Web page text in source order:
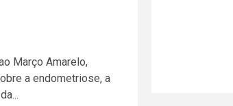
Março Amarelo,
a endometriose, a